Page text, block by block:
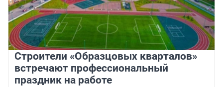
Строители «Образцовых кварталов»
встречают профессиональный
праздник на работе